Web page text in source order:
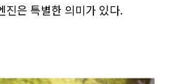
진은 특별한 의미가 있다.